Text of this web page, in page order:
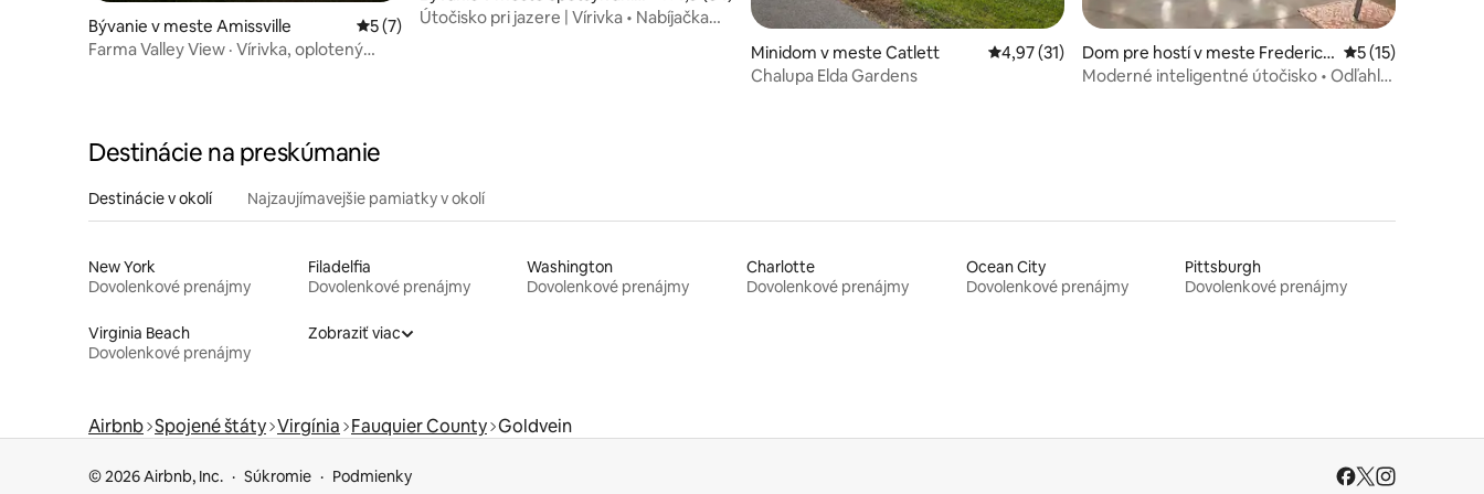
Bývanie v meste Amissville Priemerné ohodnotenie 5 z 5, počet hodnotení: 7
5 (7)
Farma Valley View · Vírivka, oplotený
Courthouse
Útočisko pri jazere | Vírivka • Nabíjačka
Minidom v meste Catlett Priemerné ohodnotenie 4,97 z 5, počet hodnotení: 31
4,97 (31)
Chalupa Elda Gardens
Dom pre hostí v meste Frederick
sburg
Priemerné
5 (15)
Moderné inteligentné útočisko • Odľahlé,
Destinácie na preskúmanie
Destinácie v okolí Najzaujímavejšie pamiatky v okolí
New York
Dovolenkové prenájmy
Filadelfia
Dovolenkové prenájmy
Washington
Dovolenkové prenájmy
Charlotte
Dovolenkové prenájmy
Ocean City
Dovolenkové prenájmy
Pittsburgh
Dovolenkové prenájmy
Virginia Beach
Dovolenkové prenájmy
Zobraziť viac
Airbnb Spojené štáty Virgínia Fauquier County Goldvein
© 2026 Airbnb, Inc. Súkromie Podmienky